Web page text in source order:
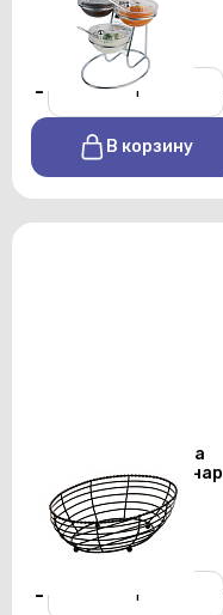
От 1500 р./сутки
-
В корзину
Корзинка для хлеба
металлическая Ринар
280х180х100 мм
От 60 р./сутки
-